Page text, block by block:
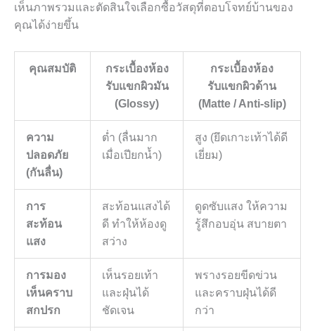
เห็นภาพรวมและตัดสินใจเลือกซื้อวัสดุที่ตอบโจทย์บ้านของ
คุณได้ง่ายขึ้น
คุณสมบัติ
กระเบื้องห้อง
รับแขกผิวมัน
(Glossy)
กระเบื้องห้อง
รับแขกผิวด้าน
(Matte / Anti-slip)
ความ
ปลอดภัย
(กันลื่น)
ต่ำ (ลื่นมาก
เมื่อเปียกน้ำ)
สูง (ยึดเกาะเท้าได้ดี
เยี่ยม)
การ
สะท้อน
แสง
สะท้อนแสงได้
ดี ทำให้ห้องดู
สว่าง
ดูดซับแสง ให้ความ
รู้สึกอบอุ่น สบายตา
การมอง
เห็นคราบ
สกปรก
เห็นรอยเท้า
และฝุ่นได้
ชัดเจน
พรางรอยขีดข่วน
และคราบฝุ่นได้ดี
กว่า